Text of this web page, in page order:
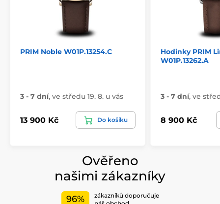
PRIM Noble W01P.13254.C
3 - 7 dní, ve středu 19. 8. u vás
13 900 Kč Do košíku
Hodinky PRIM
W01P.13262.A
3 - 7 dní, ve
8 900 Kč
Ověřeno
našimi zákazníky
96%
zákazníků doporučuje